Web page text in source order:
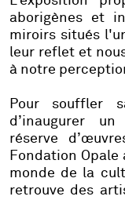
aborigènes et
miroirs situés
leur reflet et
à notre
Pour souffler
d’inaugurer
réserve
Fondation
monde de la
retrouve des